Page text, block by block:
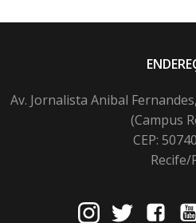
Av. Jornalista Anibal
(Campus
CEP:
Recife/